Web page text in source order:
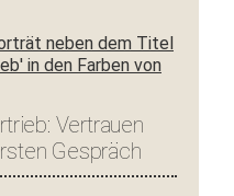
Vertrauen
Gespräch